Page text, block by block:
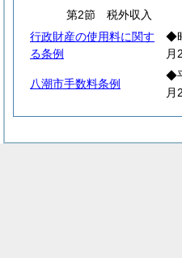
第2節 税外収入
行政財産の使用料に関す
る条例
◆
月
八潮市手数料条例
◆
月